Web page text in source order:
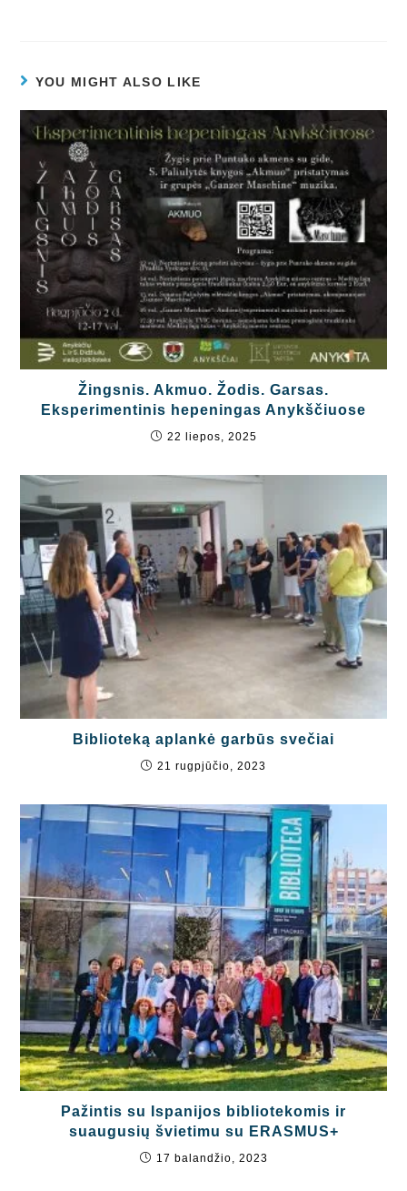
YOU MIGHT ALSO LIKE
Žingsnis. Akmuo. Žodis. Garsas.
Eksperimentinis hepeningas Anykščiuose
22 liepos, 2025
Biblioteką aplankė garbūs svečiai
21 rugpjūčio, 2023
Pažintis su Ispanijos bibliotekomis ir
suaugusių švietimu su ERASMUS+
17 balandžio, 2023